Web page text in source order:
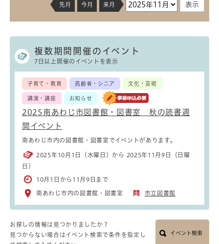
先月 今月 来月
複数期間開催のイベント
7日以上開催のイベントを表示
子育て・教育 高齢者・シニア 文化・芸術
講演・講座 お知らせ
2025南あわじ市図書館・図書室 秋の読書週
間イベント
南あわじ市内の図書館・図書室でイベントがあります。
2025年10月1日（水曜日）から 2025年11月9日（日曜
日）
10月1日から11月9日まで
南あわじ市内の図書館・図書室 市立図書館
お探しの情報は見つかりましたか？
見つからない場合はイベント検索で条件を指定し
イベント検索